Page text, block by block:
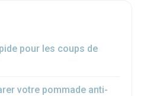
pour les coups de
votre pommade anti-